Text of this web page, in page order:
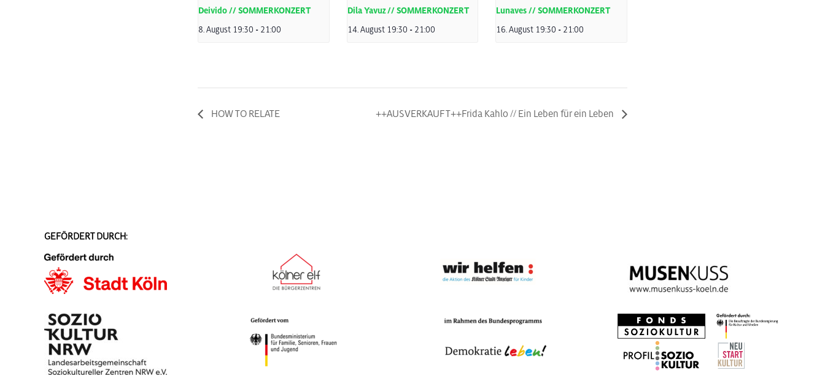
Deivido // SOMMERKONZERT
8. August 19:30 - 21:00
Dila Yavuz // SOMMERKONZERT
14. August 19:30 - 21:00
Lunaves // SOMMERKONZERT
16. August 19:30 - 21:00
HOW TO RELATE ++AUSVERKAUFT++Frida Kahlo // Ein Leben für ein Leben
GEFÖRDERT DURCH: